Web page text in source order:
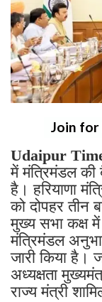
Join for
Udaipur
में मंत्रिमंडल
है। हरियाणा
को दोपहर तीन
मुख्य सभा कक्ष में
मंत्रिमंडल
जारी किया
अध्यक्षता
राज्य मंत्री